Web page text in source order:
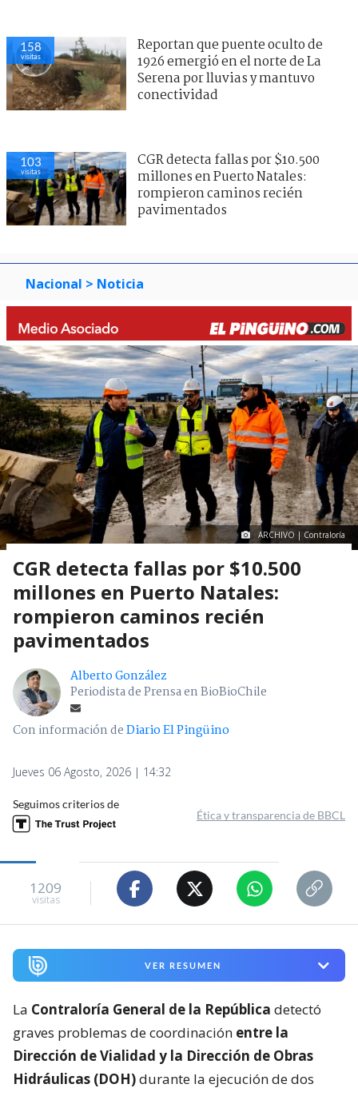
158
visitas
Reportan que puente oculto de
1926 emergió en el norte de La
Serena por lluvias y mantuvo
conectividad
103
visitas
CGR detecta fallas por $10.500
millones en Puerto Natales:
rompieron caminos recién
pavimentados
Nacional > Noticia
ARCHIVO | Contraloría
CGR detecta fallas por $10.500
millones en Puerto Natales:
rompieron caminos recién
pavimentados
Alberto González
Periodista de Prensa en BioBioChile
Con información deDiario El Pingüino
Jueves 06 Agosto, 2026 | 14:32
Seguimos criterios de
Ética y transparencia de BBCL
1209
visitas
VER RESUMEN
La Contraloría General de la República detectó
graves problemas de coordinación entre la
Dirección de Vialidad y la Dirección de Obras
Hidráulicas (DOH)durante la ejecución de dos